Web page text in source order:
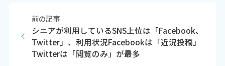
前の記事
シニアが利用しているSNS上位は「Facebook、
Twitter」、利用状況Facebookは「近況投稿」
Twitterは「閲覧のみ」が最多